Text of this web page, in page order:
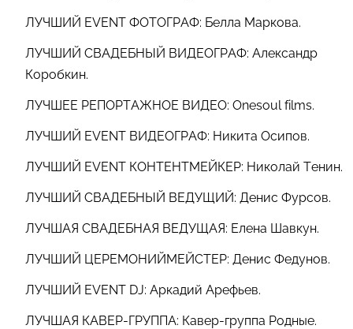
ЛУЧШИЙ EVENT ФОТОГРАФ: Белла Маркова.
ЛУЧШИЙ СВАДЕБНЫЙ ВИДЕОГРАФ: Александр
Коробкин.
ЛУЧШЕЕ РЕПОРТАЖНОЕ ВИДЕО: Onesoul films.
ЛУЧШИЙ EVENT ВИДЕОГРАФ: Никита Осипов.
ЛУЧШИЙ EVENT КОНТЕНТМЕЙКЕР: Николай Тенин.
ЛУЧШИЙ СВАДЕБНЫЙ ВЕДУЩИЙ: Денис Фурсов.
ЛУЧШАЯ СВАДЕБНАЯ ВЕДУЩАЯ: Елена Шавкун.
ЛУЧШИЙ ЦЕРЕМОНИЙМЕЙСТЕР: Денис Федунов.
ЛУЧШИЙ EVENT DJ: Аркадий Арефьев.
ЛУЧШАЯ КАВЕР-ГРУППА: Кавер-группа Родные.